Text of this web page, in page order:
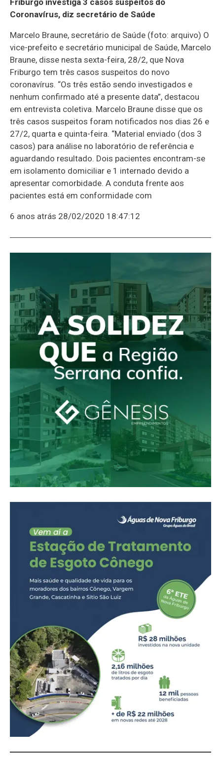
Coronavírus, diz secretário de Saúde
Marcelo Braune, secretário de Saúde (foto: arquivo) O
vice-prefeito e secretário municipal de Saúde, Marcelo
Braune, disse nesta sexta-feira, 28/2, que Nova
Friburgo tem três casos suspeitos do novo
coronavírus. “Os três estão sendo investigados e
nenhum confirmado até a presente data”, destacou
em entrevista coletiva. Marcelo Braune disse que os
três casos suspeitos foram notificados nos dias 26 e
27/2, quarta e quinta-feira. “Material enviado (dos 3
casos) para análise no laboratório de referência e
aguardando resultado. Dois pacientes encontram-se
em isolamento domiciliar e 1 internado devido a
apresentar comorbidade. A conduta frente aos
pacientes está em conformidade com
6 anos atrás 28/02/2020 18:47:12